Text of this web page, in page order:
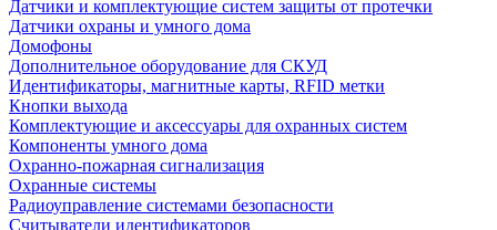
Датчики и комплектующие систем защиты от протечки
Датчики охраны и умного дома
Домофоны
Дополнительное оборудование для СКУД
Идентификаторы, магнитные карты, RFID метки
Кнопки выхода
Комплектующие и аксессуары для охранных систем
Компоненты умного дома
Охранно-пожарная сигнализация
Охранные системы
Радиоуправление системами безопасности
Считыватели идентификаторов